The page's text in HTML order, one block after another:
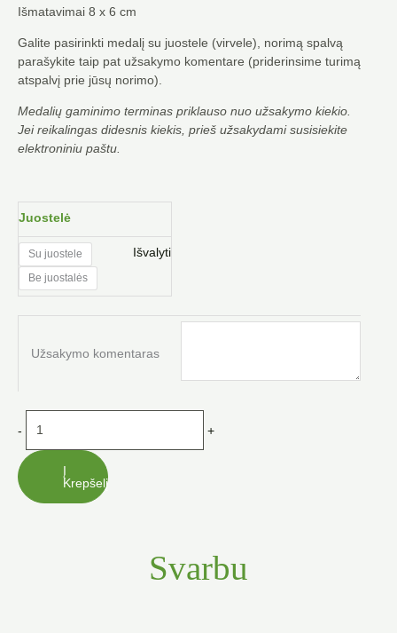
Išmatavimai 8 x 6 cm
Galite pasirinkti medalį su juostele (virvele), norimą spalvą
parašykite taip pat užsakymo komentare (priderinsime turimą
atspalvį prie jūsų norimo).
Medalių gaminimo terminas priklauso nuo užsakymo kiekio.
Jei reikalingas didesnis kiekis, prieš užsakydami susisiekite
elektroniniu paštu.
Juostelė
Su juostele
Be juostalės
Išvalyti
Užsakymo komentaras
-
produkto
Medaliai.
Mediniai
graviruoti
+
Į
Krepšelį
Svarbu